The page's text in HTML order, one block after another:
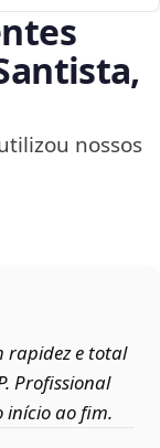
nossos
rapidez e total
Profissional
início ao fim.